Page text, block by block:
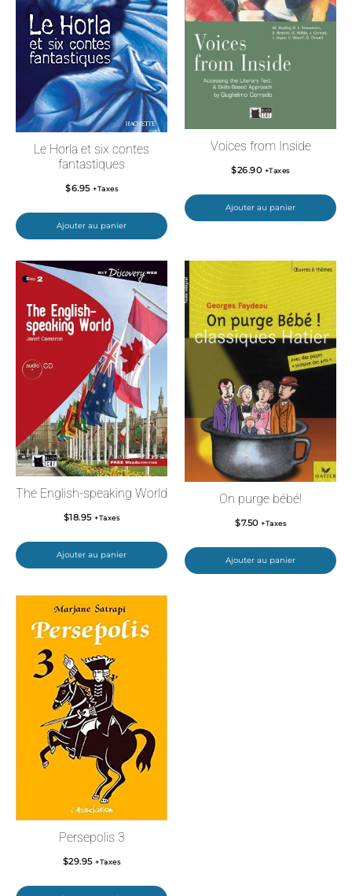
Le Horla et six contes
fantastiques
$6.95 +Taxes
Ajouter au panier
Voices from Inside
$26.90 +Taxes
Ajouter au panier
The English-speaking World
$18.95 +Taxes
Ajouter au panier
On purge bébé!
$7.50 +Taxes
Ajouter au panier
Persepolis 3
$29.95 +Taxes